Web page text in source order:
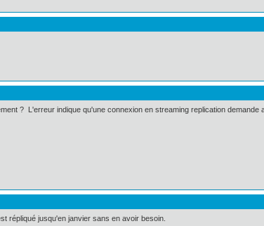
? L'erreur indique qu'une connexion en streaming replication demande
répliqué jusqu'en janvier sans en avoir besoin.